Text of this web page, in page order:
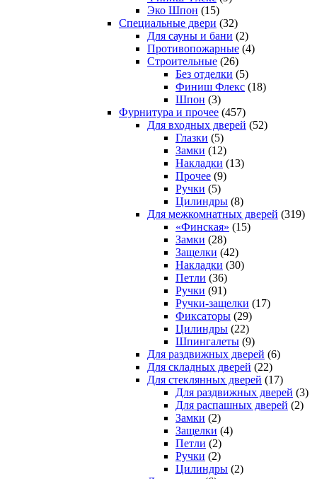
Эко Шпон (15)
Специальные двери (32)
Для сауны и бани (2)
Противопожарные (4)
Строительные (26)
Без отделки (5)
Финиш Флекс (18)
Шпон (3)
Фурнитура и прочее (457)
Для входных дверей (52)
Глазки (5)
Замки (12)
Накладки (13)
Прочее (9)
Ручки (5)
Цилиндры (8)
Для межкомнатных дверей (319)
«Финская» (15)
Замки (28)
Защелки (42)
Накладки (30)
Петли (36)
Ручки (91)
Ручки-защелки (17)
Фиксаторы (29)
Цилиндры (22)
Шпингалеты (9)
Для раздвижных дверей (6)
Для складных дверей (22)
Для стеклянных дверей (17)
Для раздвижных дверей (3)
Для распашных дверей (2)
Замки (2)
Защелки (4)
Петли (2)
Ручки (2)
Цилиндры (2)